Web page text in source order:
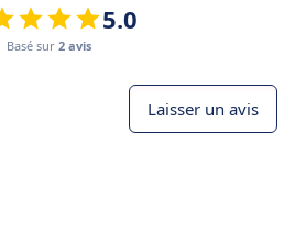
5.0
Basé sur 2 avis
Laisser un avis